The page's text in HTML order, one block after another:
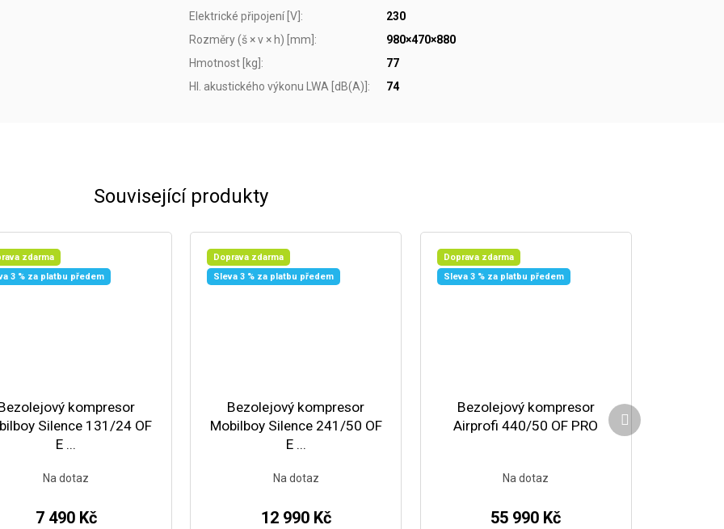
Elektrické připojení [V] :
230
Rozměry (š × v × h) [mm] :
980×470×880
Hmotnost [kg] :
77
Hl. akustického výkonu LWA [dB(A)] : 74
Související produkty
zdarma
3 % za platbu předem
kompresor
Silence 131/24 OF
E ...
Na dotaz
7 490 Kč
Doprava zdarma
Sleva 3 % za platbu předem
Bezolejový kompresor
Mobilboy Silence 241/50 OF
E ...
Na dotaz
12 990 Kč
Doprava zdarma
Sleva 3 % za platbu předem
Bezolejový kompresor
Airprofi 440/50 OF PRO
Na dotaz
55 990 Kč
Další produkt